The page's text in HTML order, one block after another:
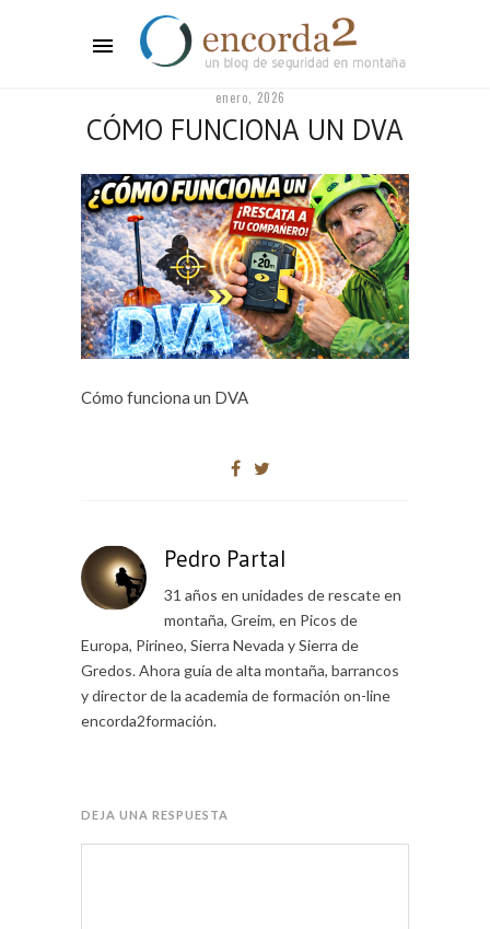
enero, 2026
CÓMO FUNCIONA UN DVA
Cómo funciona un DVA
Pedro Partal
31 años en unidades de rescate en
montaña, Greim, en Picos de
Europa, Pirineo, Sierra Nevada y Sierra de
Gredos. Ahora guía de alta montaña, barrancos
y director de la academia de formación on-line
encorda2formación.
DEJA UNA RESPUESTA